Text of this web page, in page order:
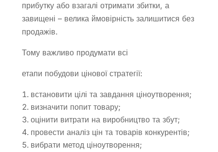
прибутку або взагалі отримати збитки, а
завищені – велика ймовірність залишитися без
продажів.
Тому важливо продумати всі
етапи побудови цінової стратегії:
встановити цілі та завдання ціноутворення;
визначити попит товару;
оцінити витрати на виробництво та збут;
провести аналіз цін та товарів конкурентів;
вибрати метод ціноутворення;